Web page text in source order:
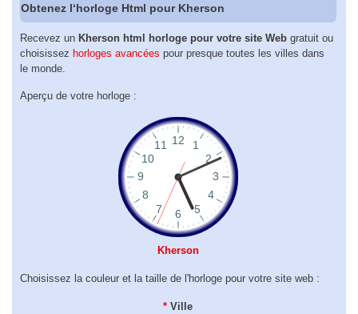
Obtenez l‘horloge Html pour Kherson
Recevez un Kherson html horloge pour votre site Web gratuit ou
choisissez horloges avancées pour presque toutes les villes dans
le monde.
Aperçu de votre horloge :
Kherson
Choisissez la couleur et la taille de l'horloge pour votre site web :
* Ville